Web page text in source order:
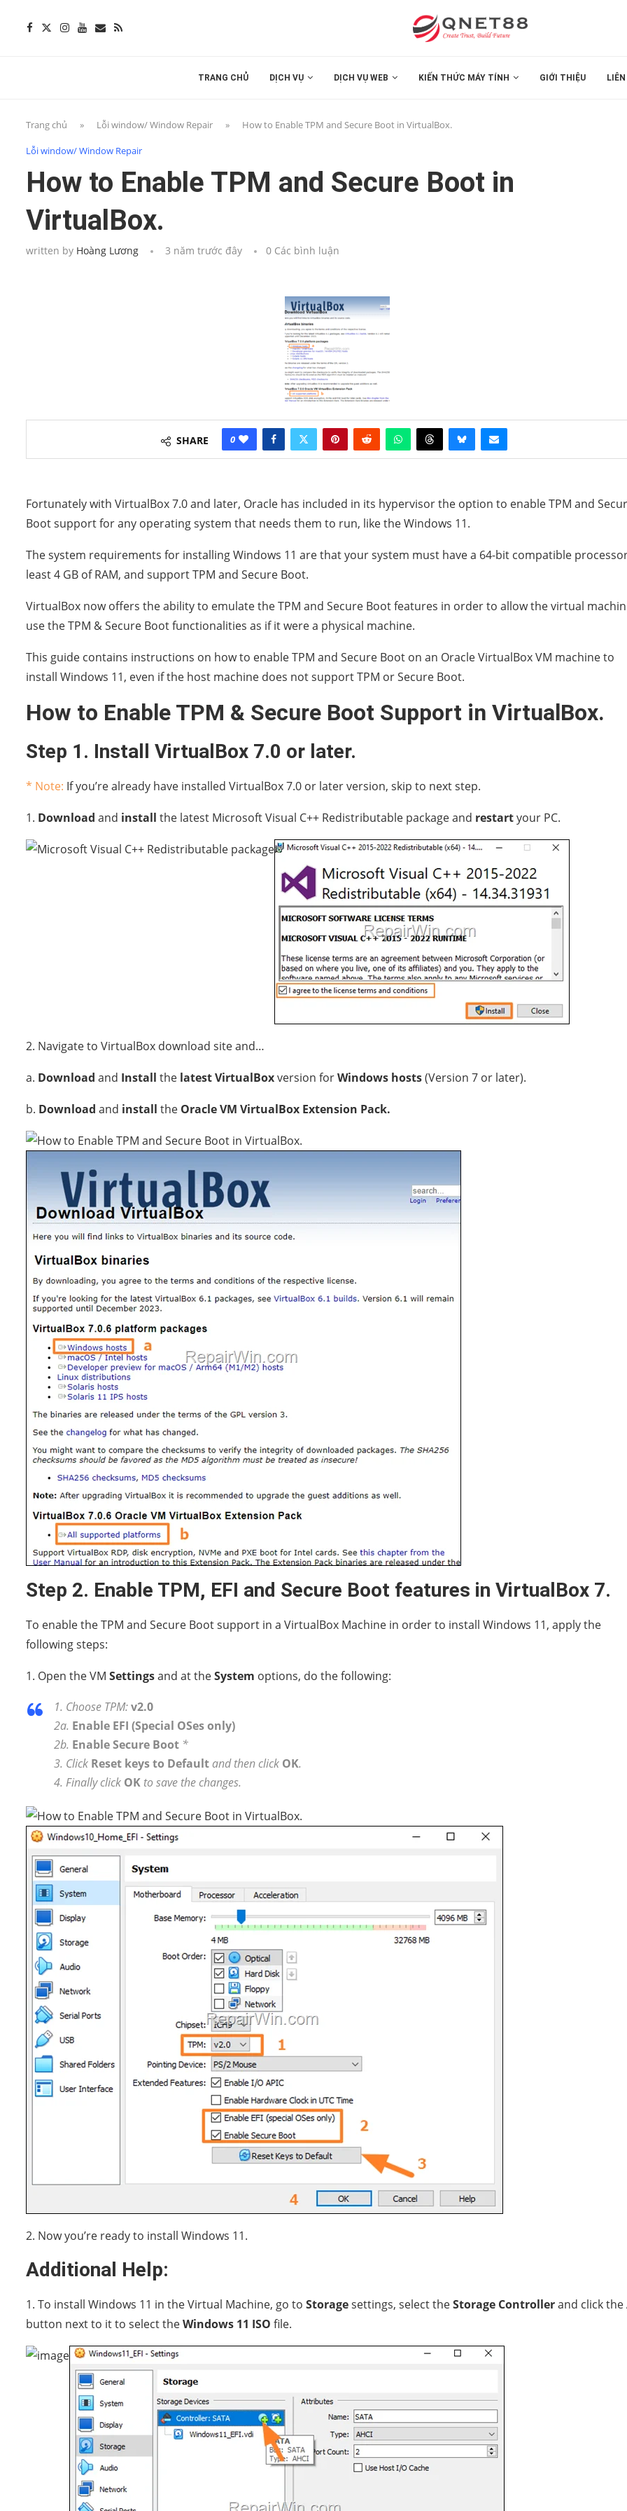
TRANG CHỦ DỊCH VỤ DỊCH VỤ WEB KIẾN THỨC MÁY TÍNH GIỚI THIỆU
Trang chủ » Lỗi window/ Window Repair » How to Enable TPM and Secure Boot in VirtualBox.
Lỗi window/ Window Repair
How to Enable TPM and Secure Boot in
VirtualBox.
written by Hoàng Lương 3 năm trước đây 0 Các bình luận
SHARE 0
Fortunately with VirtualBox 7.0 and later, Oracle has included in its hypervisor the option to enable TPM and
Boot support for any operating system that needs them to run, like the Windows 11.
The system requirements for installing Windows 11 are that your system must have a 64-bit compatible
least 4 GB of RAM, and support TPM and Secure Boot.
VirtualBox now offers the ability to emulate the TPM and Secure Boot features in order to allow the virtual
use the TPM & Secure Boot functionalities as if it were a physical machine.
This guide contains instructions on how to enable TPM and Secure Boot on an Oracle VirtualBox VM machine to
install Windows 11, even if the host machine does not support TPM or Secure Boot.
How to Enable TPM & Secure Boot Support in VirtualBox.
Step 1. Install VirtualBox 7.0 or later.
* Note: If you’re already have installed VirtualBox 7.0 or later version, skip to next step.
1. Download and install the latest Microsoft Visual C++ Redistributable package and restartyour PC.
2. Navigate to VirtualBox download site and…
a. Download and Install the latest VirtualBoxversion forWindows hosts(Version 7 or later).
b. Download and install the Oracle VM VirtualBox Extension Pack.
Step 2. Enable TPM, EFI and Secure Boot features in VirtualBox 7.
To enable the TPM and Secure Boot support in a VirtualBox Machine in order to install Windows 11, apply the
following steps:
1. Open the VM Settingsand at theSystem options, do the following:
1. Choose TPM:v2.0
2a. Enable EFI (Special OSes only)
2b. Enable Secure Boot *
3. Click Reset keys to Default and then click OK.
4. Finally click OK to save the changes.
2. Now you’re ready to install Windows 11.
Additional Help:
1. To install Windows 11 in the Virtual Machine, go to Storagesettings, select theStorage Controllerand click the
button next to it to select theWindows 11 ISO file.